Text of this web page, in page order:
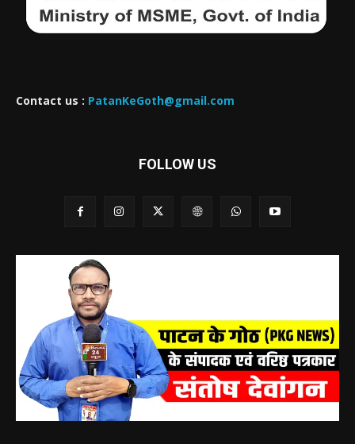
Contact us : PatanKeGoth@gmail.com
FOLLOW US